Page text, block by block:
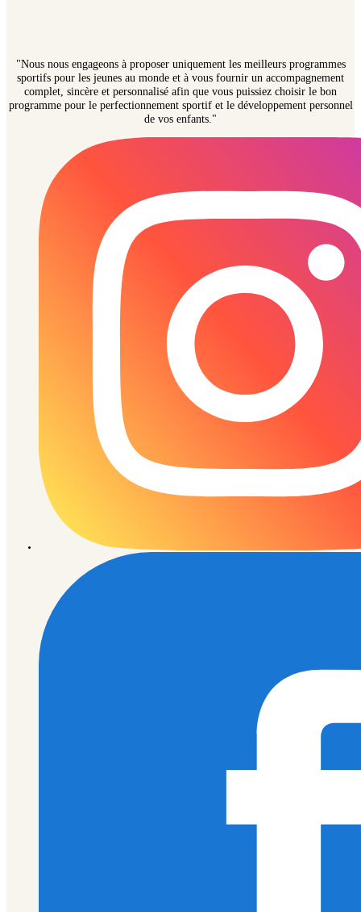
"Nous nous engageons à proposer uniquement les meilleurs programmes
sportifs pour les jeunes au monde et à vous fournir un accompagnement
complet, sincère et personnalisé afin que vous puissiez choisir le bon
programme pour le perfectionnement sportif et le développement personnel
de vos enfants."